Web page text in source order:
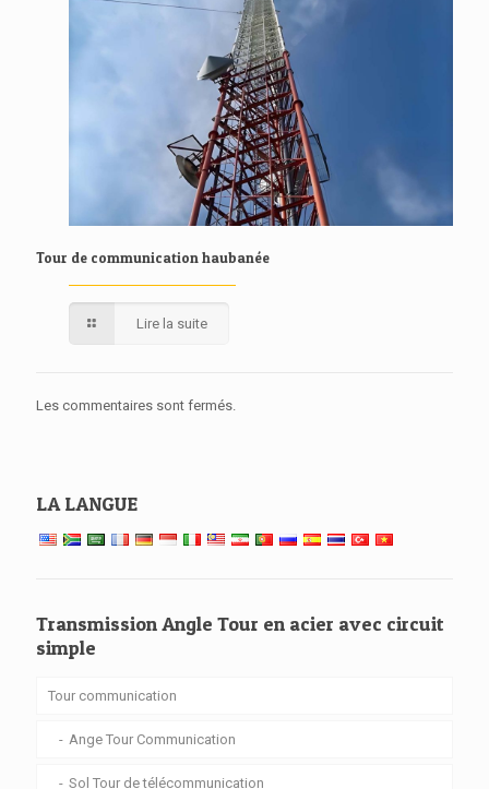
Tour de communication haubanée
Lire la suite
Les commentaires sont fermés.
LA LANGUE
Transmission Angle Tour en acier avec circuit
simple
Tour communication
Ange Tour Communication
Sol Tour de télécommunication